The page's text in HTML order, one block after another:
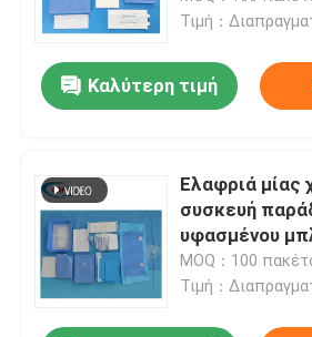
Τιμή：
Καλύτερη τιμή
Ελαφριά μίας
συσκευή
υφασμένου
παράδοσης για
επέμβαση
MOQ：100
Τιμή：